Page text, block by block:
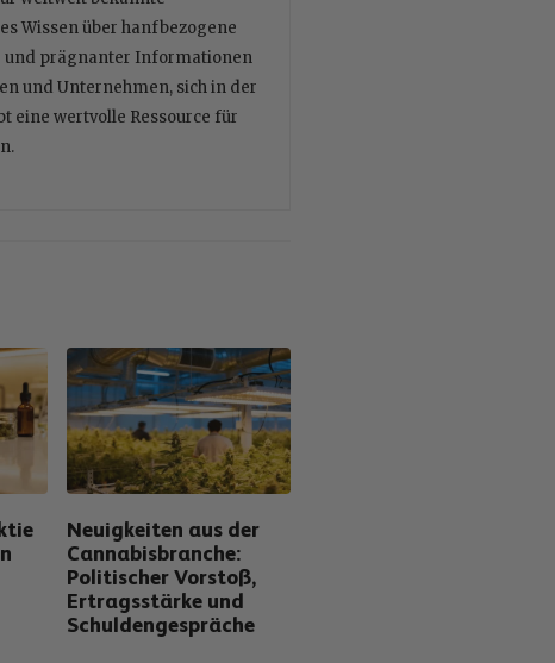
Wissen über hanfbezogene
und prägnanter Informationen
und Unternehmen, sich in der
eine wertvolle Ressource für
Neuigkeiten aus der
Cannabisbranche:
Politischer Vorstoß,
Ertragsstärke und
Schuldengespräche